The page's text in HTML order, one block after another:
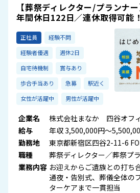
【葬祭ディレクター/プランナ
年間休日122日／連休取得可能！
正社員
経験不問
経験者優遇
週休2日
自宅待機制
賞与あり
歩合手当あり
急募
駅近く
女性が活躍中
男性が活躍中
企業名
株式会社まなか 四谷オフ
給与
年収 3,500,000円～
勤務地
東京都新宿区四谷2-11-6
職種
葬祭ディレクター／葬祭プ
業務内容 お迎えからご遺族との打ち
通夜・告別式、葬儀全体の
ターケアまで一貫担当